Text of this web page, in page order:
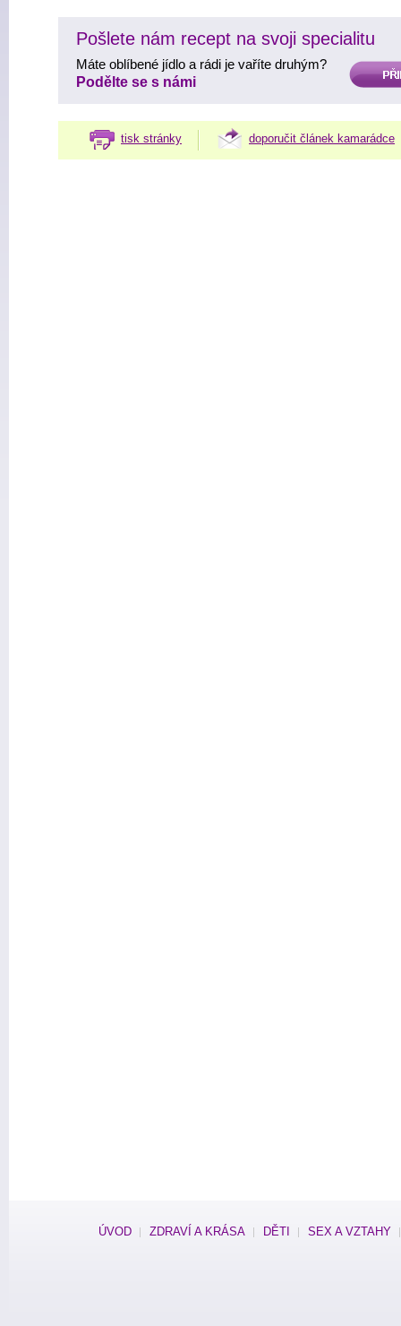
Pošlete nám recept na svoji specialitu
PŘIDAT
Máte oblíbené jídlo a rádi je vaříte druhým?
Podělte se s námi
tisk stránky doporučit článek kamarádce
ÚVOD ZDRAVÍ A KRÁSA DĚTI SEX A VZTAHY